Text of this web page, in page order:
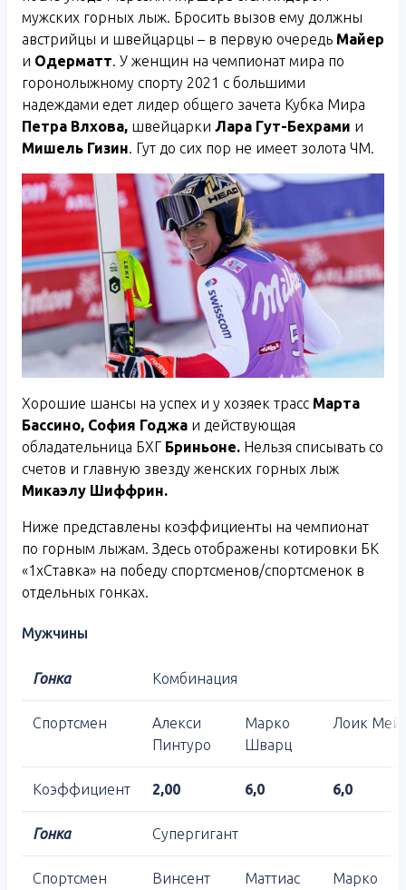
мужских горных лыж. Бросить вызов ему должны
австрийцы и швейцарцы – в первую очередь Майер
и Одерматт. У женщин на чемпионат мира по
горонолыжному спорту 2021 с большими
надеждами едет лидер общего зачета Кубка Мира
Петра Влхова, швейцарки Лара Гут-Бехрами и
Мишель Гизин. Гут до сих пор не имеет золота ЧМ.
Хорошие шансы на успех и у хозяек трасс Марта
Бассино, София Годжа и действующая
обладательница БХГ Бриньоне. Нельзя списывать со
счетов и главную звезду женских горных лыж
Микаэлу Шиффрин.
Ниже представлены коэффициенты на чемпионат
по горным лыжам. Здесь отображены котировки БК
«1хСтавка» на победу спортсменов/спортсменок в
отдельных гонках.
Мужчины
Гонка Комбинация
Спортсмен
Алекси
Пинтуро
Марко
Шварц
Лоик
Коэффициент 2,00 6,0 6,0
Гонка Супергигант
Спортсмен
Винсент
Маттиас
Марко